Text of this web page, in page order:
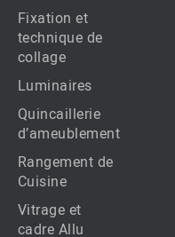
Fixation et
technique de
collage
Luminaires
Quincaillerie
d’ameublement
Rangement de
Cuisine
Vitrage et
cadre Allu